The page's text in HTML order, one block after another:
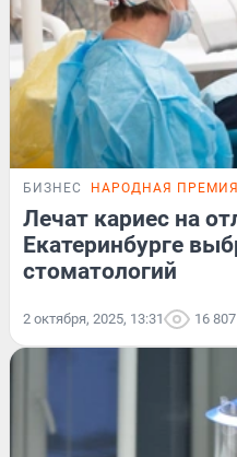
БИЗНЕС НАРОДНАЯ ПРЕМИЯ
Лечат кариес на
Екатеринбурге
стоматологий
2 октября, 2025, 13:31 16 807